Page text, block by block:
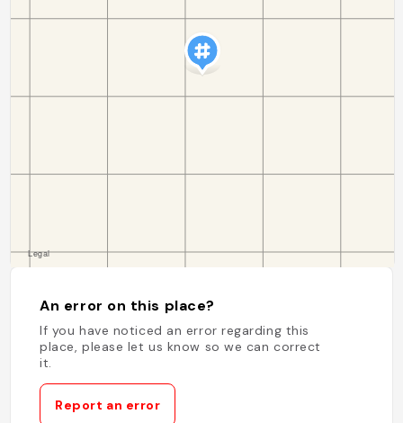
An error on this place?
If you have noticed an error regarding this
place, please let us know so we can correct
it.
Report an error